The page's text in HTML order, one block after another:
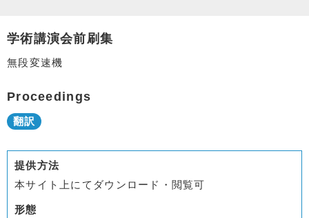
学術講演会前刷集
無段変速機
Proceedings
提供方法
本サイト上にてダウンロード・閲覧可
形態